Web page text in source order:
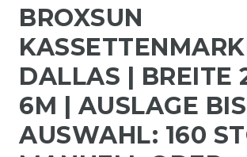
BROXSUN
DALLAS | BREITE
6M | AUSLAGE
AUSWAHL: 160